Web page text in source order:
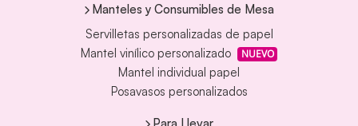
Manteles y Consumibles de Mesa
Servilletas personalizadas de papel
Mantel vinílico personalizado
NUEVO
Mantel individual papel
Posavasos personalizados